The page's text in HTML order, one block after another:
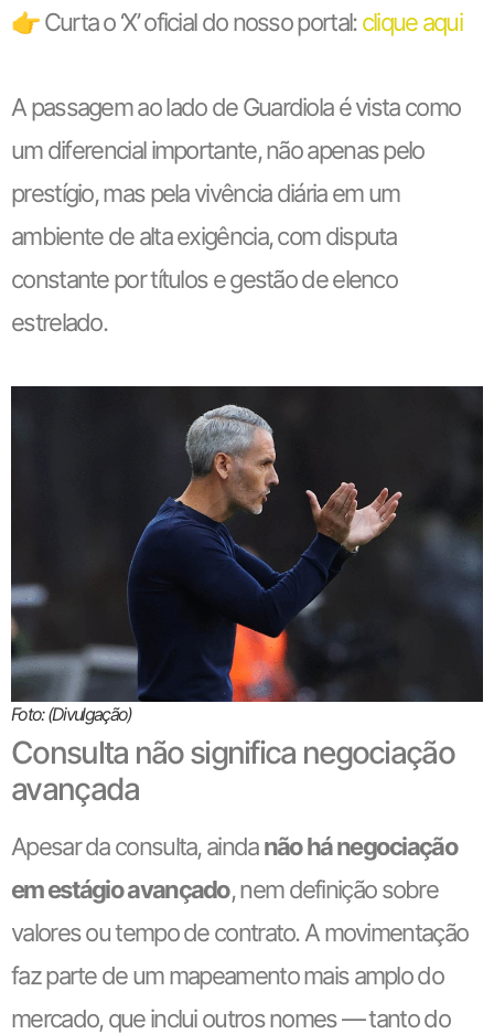
👉 Curta o ‘X’ oficial do nosso portal:clique aqui
A passagem ao lado de Guardiola é vista como
um diferencial importante, não apenas pelo
prestígio, mas pela vivência diária em um
ambiente de alta exigência, com disputa
constante por títulos e gestão de elenco
estrelado.
Foto: (Divulgação)
Consulta não significa negociação
avançada
Apesar da consulta, aindanão há negociação
em estágio avançado, nem definição sobre
valores ou tempo de contrato. A movimentação
faz parte de um mapeamento mais amplo do
mercado, que inclui outros nomes — tanto do